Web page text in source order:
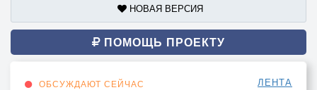
НОВАЯ ВЕРСИЯ
ПОМОЩЬ ПРОЕКТУ
ОБСУЖДАЮТ СЕЙЧАС ЛЕНТА